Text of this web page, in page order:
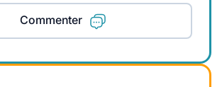
Commenter